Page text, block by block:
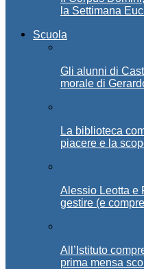
la Settimana
Scuola
Gli alunni di
morale di
La biblioteca
piacere e la
Alessio Leotta e
gestire (e
All’Istituto
prima mensa